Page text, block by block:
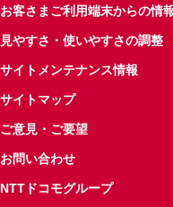
お客さまご利用端末からの情
見やすさ・使いやすさの調整
サイトメンテナンス情報
サイトマップ
ご意見・ご要望
お問い合わせ
NTTドコモグループ